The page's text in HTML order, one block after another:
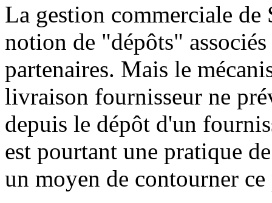
La gestion commerciale de
notion de "dépôts"
partenaires. Mais le
livraison fournisseur ne
depuis le dépôt d'un
est pourtant une pratique
un moyen de contourner